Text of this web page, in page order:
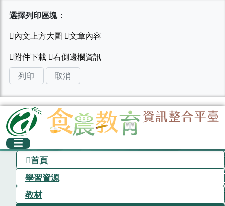
選擇列印區塊：
列印 取消
首頁
學習資源
教材